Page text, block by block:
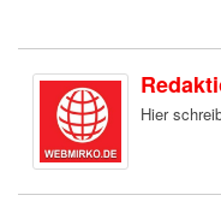
Hier